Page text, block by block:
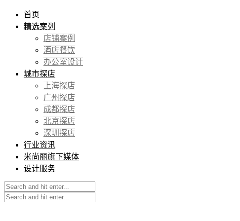
首页
精选案列
店铺案例
酒店餐饮
办公室设计
城市探店
上海探店
广州探店
成都探店
北京探店
深圳探店
行业资讯
米尚丽旗下媒体
设计服务